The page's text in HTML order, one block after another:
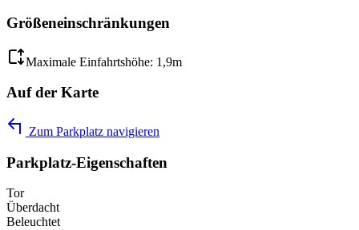
Größeneinschränkungen
Maximale Einfahrtshöhe: 1,9m
Auf der Karte
Zum Parkplatz navigieren
Parkplatz-Eigenschaften
Tor
Überdacht
Beleuchtet